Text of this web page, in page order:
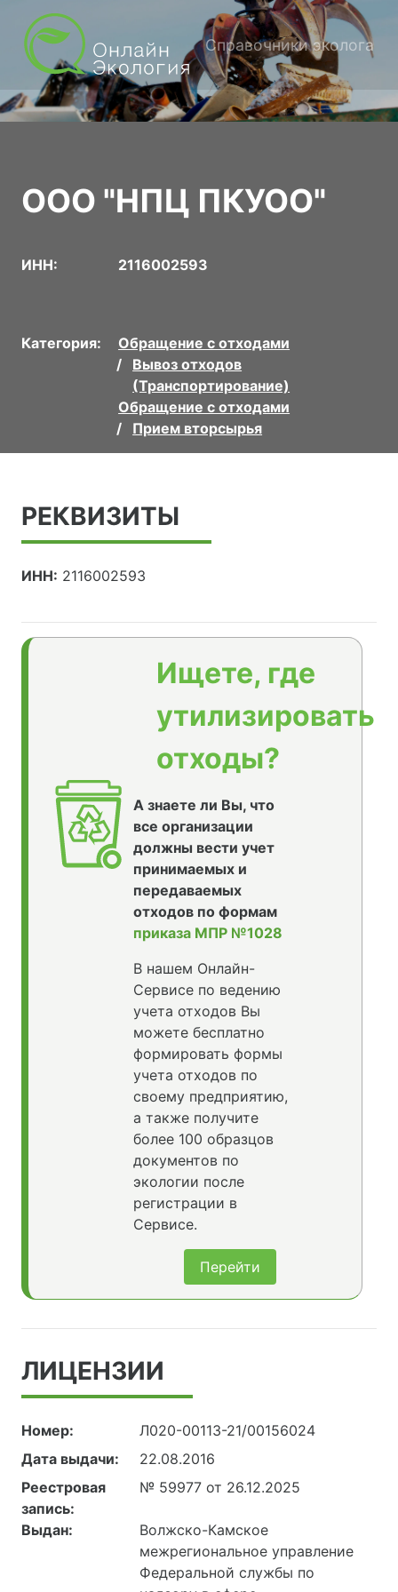
Справочники эколога
ООО "НПЦ ПКУОО"
ИНН: 2116002593
Категория:
Обращение с отходами
Вывоз отходов
(Транспортирование)
Обращение с отходами
Прием вторсырья
РЕКВИЗИТЫ
ИНН: 2116002593
Ищете, где
утилизировать
отходы?
А знаете ли Вы, что
все организации
должны вести учет
принимаемых и
передаваемых
отходов по формам
приказа МПР №1028
В нашем Онлайн-
Сервисе по ведению
учета отходов Вы
можете бесплатно
формировать формы
учета отходов по
своему предприятию,
а также получите
более 100 образцов
документов по
экологии после
регистрации в
Сервисе.
Перейти
ЛИЦЕНЗИИ
Номер:
Л020-00113-21/00156024
Дата выдачи:
22.08.2016
Реестровая
запись:
№ 59977 от 26.12.2025
Выдан:
Волжско-Камское
межрегиональное управление
Федеральной службы по